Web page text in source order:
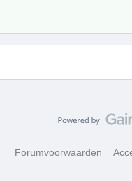
Forumvoorwaarden